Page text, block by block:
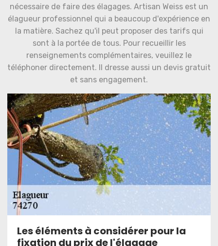
nécessaire de faire des élagages. Artisan Weiss est un
élagueur professionnel qui a beaucoup d'expérience en
la matière. Sachez qu'il peut proposer des tarifs qui
sont à la portée de tous. Pour recueillir les
renseignements complémentaires, veuillez le
téléphoner directement. Il dresse aussi un devis gratuit
et sans engagement.
Les éléments à considérer pour la
fixation du prix de l'élagage